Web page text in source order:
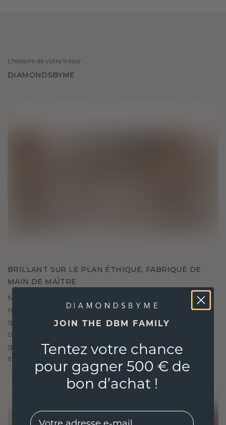
L'histoire de votre trésor
DIAMONDSBYME
BRILLANT SUR LE PLAN ÉTHIQUE, FABRIQUÉ DE
MAIN DE MAÎTRE
Nous ne choisissons que les matériaux les plus
nobles et respectueux de l'environnement, ainsi
que des diamants synthétiques. Nos experts en
orfèvrerie allient durabilité et savoir-faire inégalé,
garantissant ainsi que vos bijoux sont aussi
éthiques qu'exquis.
JOIN THE DBM FAMILY
Tentez votre chance
pour gagner 500 € de
bon d’achat !
EMail